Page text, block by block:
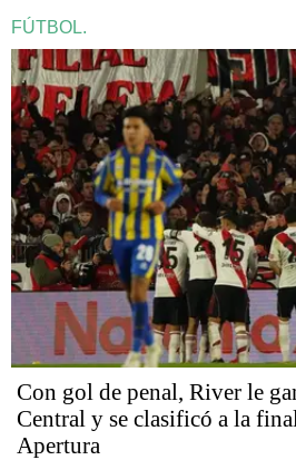
FÚTBOL.
Con gol de penal, River le
Central y se clasificó a la
Apertura